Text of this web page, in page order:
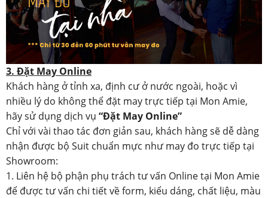
3. Đặt May Online
Khách hàng ở tỉnh xa, định cư ở nước ngoài, hoặc vì
nhiều lý do không thể đặt may trực tiếp tại Mon Amie,
hãy sử dụng dịch vụ “Đặt May Online”
Chỉ với vài thao tác đơn giản sau, khách hàng sẽ dễ dàng
nhận được bộ Suit chuẩn mực như may đo trực tiếp tại
Showroom:
1. Liên hệ bộ phận phụ trách tư vấn Online tại Mon Amie
để được tư vấn chi tiết về form, kiểu dáng, chất liệu, màu